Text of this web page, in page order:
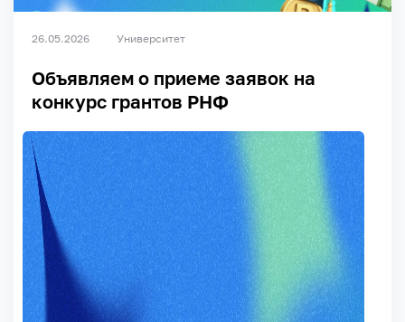
26.05.2026 Университет
Объявляем о приеме заявок на
конкурс грантов РНФ